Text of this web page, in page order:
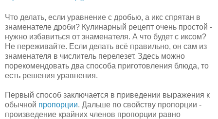
Что делать, если уравнение с дробью, а икс спрятан в
знаменателе дроби? Кулинарный рецепт очень простой -
нужно избавиться от знаменателя. А что будет с иксом?
Не переживайте. Если делать всё правильно, он сам из
знаменателя в числитель перелезет. Здесь можно
порекомендовать два способа приготовления блюда, то
есть решения уравнения.
Первый способ заключается в приведении выражения к
обычной пропорции. Дальше по свойству пропорции -
произведение крайних членов пропорции равно